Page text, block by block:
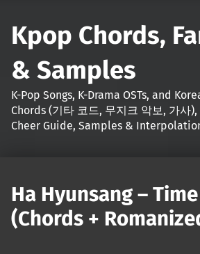
Kpop Chords,
& Samples
K-Pop Songs, K-Drama OSTs, and
Chords (기타 코드, 무지크 악보, 가사
Cheer Guide, Samples &
Ha Hyunsang –
(Chords +